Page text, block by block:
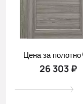
Цена за полотно
26 303 ₽